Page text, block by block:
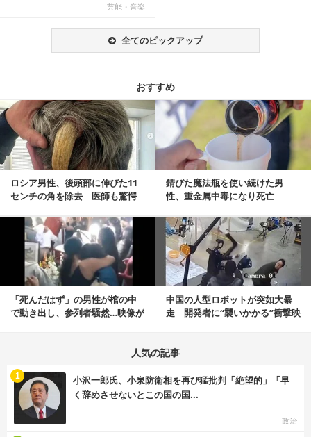
芸能・音楽
全てのピックアップ
おすすめ
ロシア男性、後頭部に伸びた11
センチの角を除去 医師も驚愕
錆びた魔法瓶を使い続けた男
性、重金属中毒になり死亡
記事を読む
「死んだはず」の男性が棺の中
で動き出し、参列者騒然…映像が
中国の人型ロボットが突如大暴
走 開発者に“襲いかかる”衝撃映
記事を読む
人気の記事
小沢一郎氏、小泉防衛相を再び猛批判「絶望的」「早
く辞めさせないとこの国の国...
政治
1